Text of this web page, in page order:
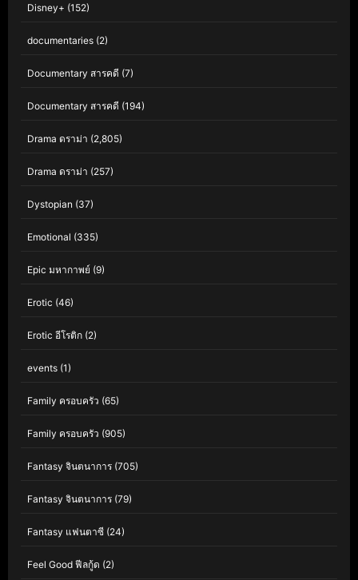
Disney+ (152)
documentaries (2)
Documentary สารคดี (7)
Documentary สารคดี (194)
Drama ดราม่า (2,805)
Drama ดราม่า (257)
Dystopian (37)
Emotional (335)
Epic มหากาพย์ (9)
Erotic (46)
Erotic อีโรติก (2)
events (1)
Family ครอบครัว (65)
Family ครอบครัว (905)
Fantasy จินตนาการ (705)
Fantasy จินตนาการ (79)
Fantasy แฟนตาซี (24)
Feel Good ฟีลกู้ด (2)